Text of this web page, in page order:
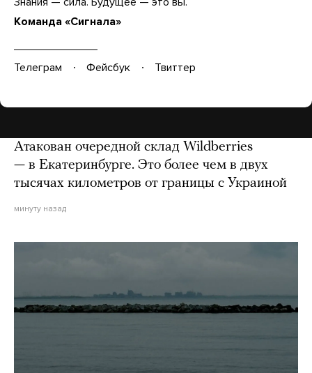
Команда «Сигнала»
Телеграм Фейсбук Твиттер
Атакован очередной склад Wildberries
— в Екатеринбурге. Это более чем в двух
тысячах километров от границы с Украиной
минуту назад